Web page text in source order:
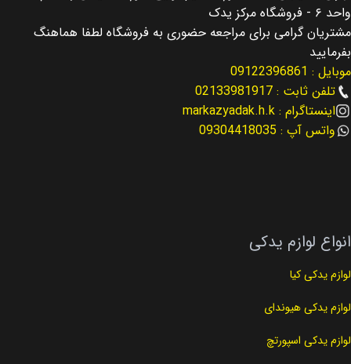
مناسب برای سال
2013 – 2016
نوع لوازم لوازم موتوری
مناسب برای النترا Elantra
واحد ۶ - فروشگاه مرکز یدک
مشتریان گرامی برای مراجعه حضوری به فروشگاه لطفا هماهنگ
بفرمایید
موبایل : 09122396861
تلفن ثابت : 02133981917
اینستاگرام : markazyadak.h.k
واتس آپ : 09304418035
انواع لوازم یدکی
لوازم یدکی کیا
لوازم یدکی هیوندای
لوازم یدکی اسپورتچ